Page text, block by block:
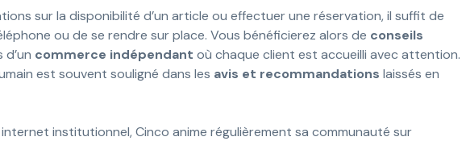
sur la disponibilité d’un article ou effectuer une réservation, il suffit de
ou de se rendre sur place. Vous bénéficierez alors de conseils
commerce indépendant où chaque client est accueilli avec attention.
est souvent souligné dans les avis et recommandations laissés en
institutionnel, Cinco anime régulièrement sa communauté sur